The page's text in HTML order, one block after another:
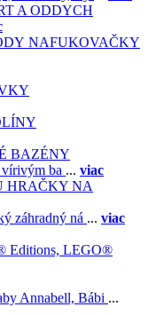
A ODDYCH
NAFUKOVAČKY
BAZÉNY
vírivým ba ... viac
HRAČKY NA
záhradný ná ... viac
Editions, LEGO®
Annabell, Bábi ...